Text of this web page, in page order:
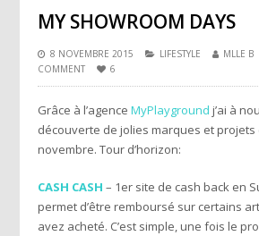
MY SHOWROOM DAYS
8 NOVEMBRE 2015 LIFESTYLE MLLE B
COMMENT
6
Grâce à l’agenceMyPlayground j’ai à
découverte de jolies marques et projets
novembre. Tour d’horizon:
CASH CASH – 1er site de cash back en
permet d’être remboursé sur certains
avez acheté. C’est simple, une fois le